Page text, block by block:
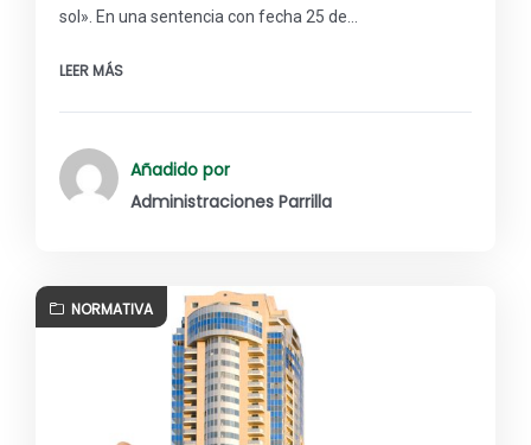
sol». En una sentencia con fecha 25 de…
LEER MÁS
Añadido por
Administraciones Parrilla
NORMATIVA